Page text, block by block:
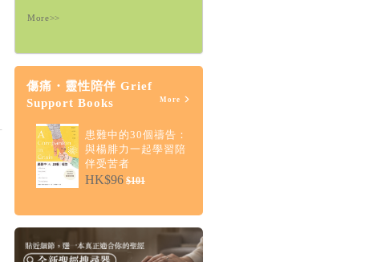
More>>
傷痛・靈性陪伴 Grief
Support Books
More
患難中的30個禱告：
與楊腓力一起學習陪
伴受苦者
HK$96 $101